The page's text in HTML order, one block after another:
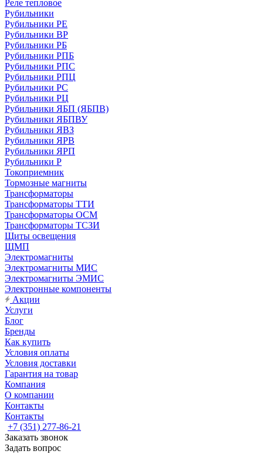
Реле тепловое
Рубильники
Рубильники РЕ
Рубильники ВР
Рубильники РБ
Рубильники РПБ
Рубильники РПС
Рубильники РПЦ
Рубильники РС
Рубильники РЦ
Рубильники ЯБП (ЯБПВ)
Рубильники ЯБПВУ
Рубильники ЯВЗ
Рубильники ЯРВ
Рубильники ЯРП
Рубильники Р
Токоприемник
Тормозные магниты
Трансформаторы
Трансформаторы ТТИ
Трансформаторы ОСМ
Трансформаторы ТСЗИ
Щиты освещения
ЩМП
Электромагниты
Электромагниты МИС
Электромагниты ЭМИС
Электронные компоненты
Акции
Услуги
Блог
Бренды
Как купить
Условия оплаты
Условия доставки
Гарантия на товар
Компания
О компании
Контакты
Контакты
+7 (351) 277-86-21
Заказать звонок
Задать вопрос